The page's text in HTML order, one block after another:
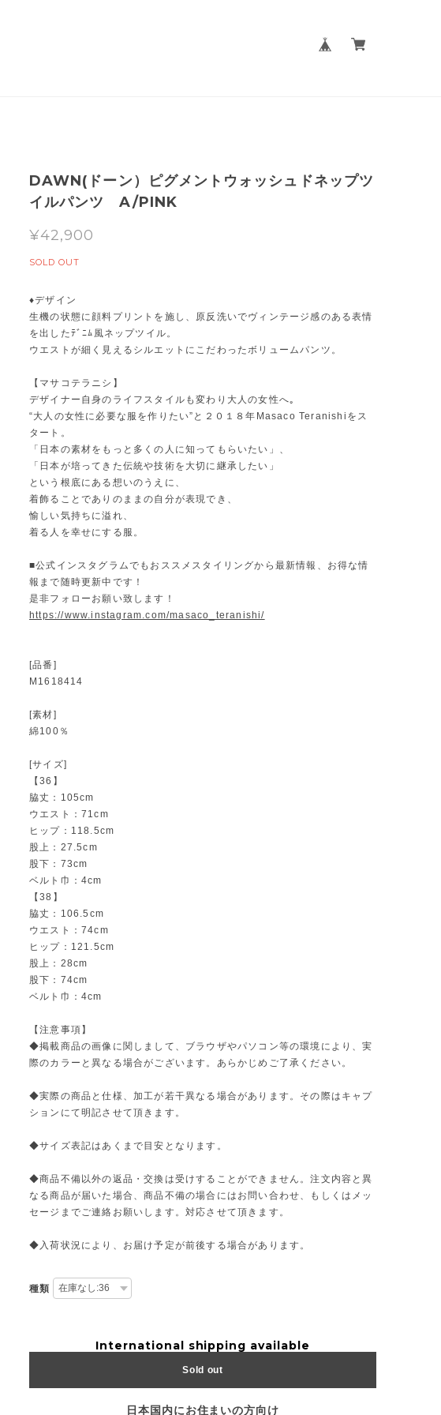
DAWN(ドーン）ピグメントウォッシュドネップツ
イルパンツ A/PINK
¥42,900
SOLD OUT
♦デザイン
生機の状態に顔料プリントを施し、原反洗いでヴィンテージ感のある表情
を出したﾃﾞﾆﾑ風ネップツイル。
ウエストが細く見えるシルエットにこだわったボリュームパンツ。
【マサコテラニシ】
デザイナー自身のライフスタイルも変わり大人の女性へ｡
“大人の女性に必要な服を作りたい”と２０１８年Masaco Teranishiをス
タート。
「日本の素材をもっと多くの人に知ってもらいたい」、
「日本が培ってきた伝統や技術を大切に継承したい」
という根底にある想いのうえに、
着飾ることでありのままの自分が表現でき、
愉しい気持ちに溢れ、
着る人を幸せにする服。
■公式インスタグラムでもおススメスタイリングから最新情報、お得な情
報まで随時更新中です！
是非フォローお願い致します！
https://www.instagram.com/masaco_teranishi/
[品番]
M1618414
[素材]
綿100％
[サイズ]
【36】
脇丈：105cm
ウエスト：71cm
ヒップ：118.5cm
股上：27.5cm
股下：73cm
ベルト巾：4cm
【38】
脇丈：106.5cm
ウエスト：74cm
ヒップ：121.5cm
股上：28cm
股下：74cm
ベルト巾：4cm
【注意事項】
◆掲載商品の画像に関しまして、ブラウザやパソコン等の環境により、実
際のカラーと異なる場合がございます。あらかじめご了承ください。
◆実際の商品と仕様、加工が若干異なる場合があります。その際はキャプ
ションにて明記させて頂きます。
◆サイズ表記はあくまで目安となります。
◆商品不備以外の返品・交換は受けすることができません。注文内容と異
なる商品が届いた場合、商品不備の場合にはお問い合わせ、もしくはメッ
セージまでご連絡お願いします。対応させて頂きます。
◆入荷状況により、お届け予定が前後する場合があります。
種類
International shipping available
Sold out
日本国内にお住まいの方向け